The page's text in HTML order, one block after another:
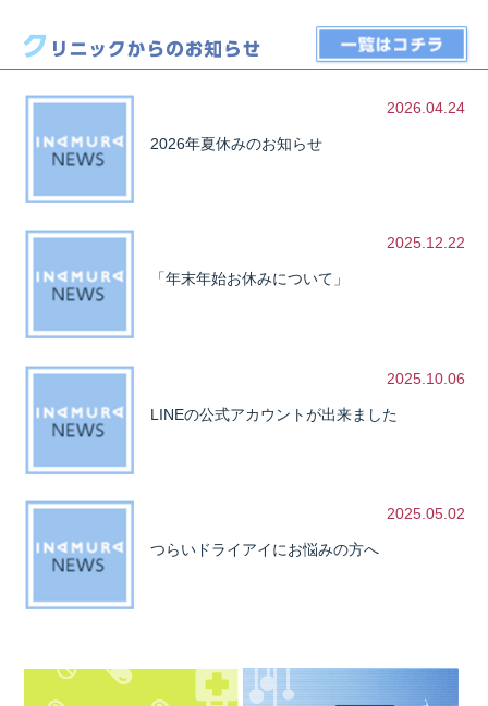
2026.04.24
2026年夏休みのお知らせ
2025.12.22
「年末年始お休みについて」
2025.10.06
LINEの公式アカウントが出来ました
2025.05.02
つらいドライアイにお悩みの方へ